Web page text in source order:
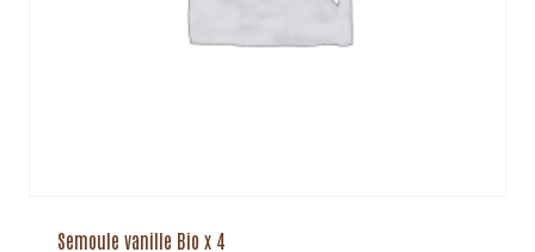
Semoule vanille Bio x 4